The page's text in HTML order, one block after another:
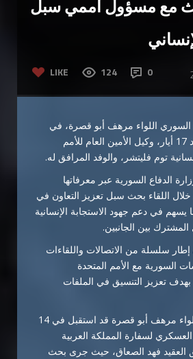
مع مسؤول أممي سبل
LIKE 124 0
السوري اللواء مرهف أبو قصرة، في
مكتبه بدمشق، الأحد 17 أيار، وكيل الأمين العام للأمم
توم فليتشر، والوفد المرافق له.
الدفاع السورية عبر معرفاتها
اللقاء بحث سبل تعزيز التعاون في
يسهم في دعم جهود الاستجابة الإنسانية
بين الجانبين.
إطار سلسلة من الاتصالات واللقاءات
السورية مع الأمم المتحدة
بهدف تعزيز التنسيق في الملفات
وكان وزير الدفاع اللواء مرهف أبو قصرة قد استقبل في 14
لسفارة المملكة العربية
العقيد فهد الصعاق، حيث جرى بحث